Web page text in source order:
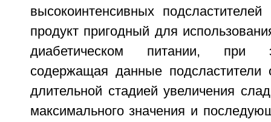
высокоинтенсивных подсластителей
продукт пригодный для
диабетическом питании, при
содержащая данные подсластители
длительной стадией увеличения
максимального значения и